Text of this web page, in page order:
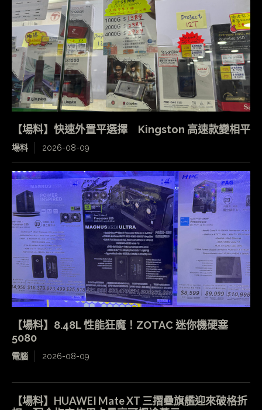
【場料】快速外置平選擇 Kingston 高速款變相平
場料 2026-08-09
【場料】8.48L 性能狂魔！ZOTAC 迷你機硬塞
5080
電腦 2026-08-09
【場料】HUAWEI Mate XT 三摺疊旗艦迎來破格折